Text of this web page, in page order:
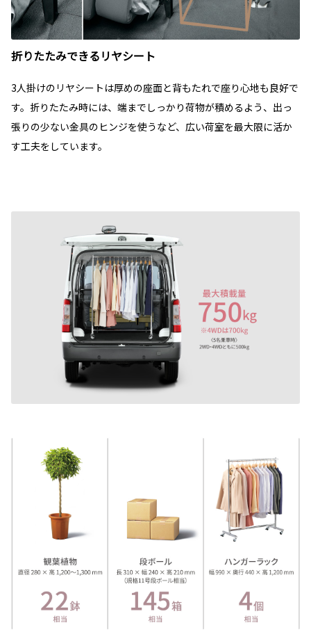
折りたたみできるリヤシート
3人掛けのリヤシートは厚めの座面と背もたれで座り心地も良好で
す。折りたたみ時には、端までしっかり荷物が積めるよう、出っ
張りの少ない金具のヒンジを使うなど、広い荷室を最大限に活か
す工夫をしています。